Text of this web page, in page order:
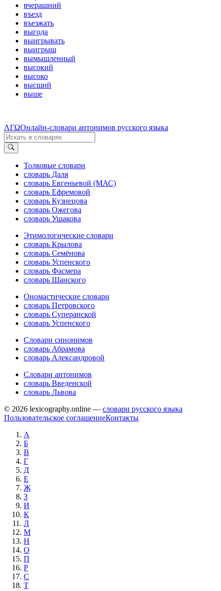
вчерашний
въезд
въезжать
выгода
выигрывать
выигрыш
вымышленный
высокий
высоко
высший
выше
ΛΓΩОнлайн-словари антонимов русского языка
Толковые словари
словарь Даля
словарь Евгеньевой (МАС)
словарь Ефремовой
словарь Кузнецова
словарь Ожегова
словарь Ушакова
Этимологические словари
словарь Крылова
словарь Семёнова
словарь Успенского
словарь Фасмера
словарь Шанского
Ономастические словари
словарь Петровского
словарь Суперанской
словарь Успенского
Словари синонимов
словарь Абрамова
словарь Александровой
Словари антонимов
словарь Введенской
словарь Львова
© 2026 lexicography.online — словари русского языка
Пользовательское соглашениеКонтакты
А
Б
В
Г
Д
Е
Ж
З
И
К
Л
М
Н
О
П
Р
С
Т